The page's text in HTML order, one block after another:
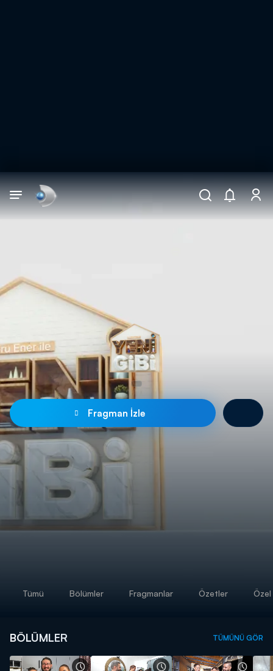
Fragman İzle
Tümü Bölümler Fragmanlar Özetler
BÖLÜMLER TÜMÜNÜ GÖR